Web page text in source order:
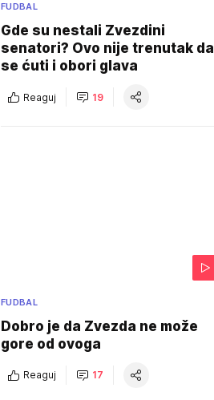
FUDBAL
Gde su nestali Zvezdini
senatori? Ovo nije trenutak da
se ćuti i obori glava
Reaguj 19
FUDBAL
Dobro je da Zvezda ne može
gore od ovoga
Reaguj 17